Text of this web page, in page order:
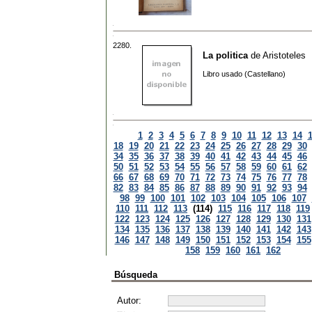
2280.
La politica de Aristoteles
Libro usado (Castellano)
1 2 3 4 5 6 7 8 9 10 11 12 13 14
18 19 20 21 22 23 24 25 26 27 28 29 30
34 35 36 37 38 39 40 41 42 43 44 45 46
50 51 52 53 54 55 56 57 58 59 60 61 62
66 67 68 69 70 71 72 73 74 75 76 77 78
82 83 84 85 86 87 88 89 90 91 92 93 94
98 99 100 101 102 103 104 105 106 107
110 111 112 113 (114) 115 116 117 118 119
122 123 124 125 126 127 128 129 130 131
134 135 136 137 138 139 140 141 142 143
146 147 148 149 150 151 152 153 154 155
158 159 160 161 162
Búsqueda
Autor: